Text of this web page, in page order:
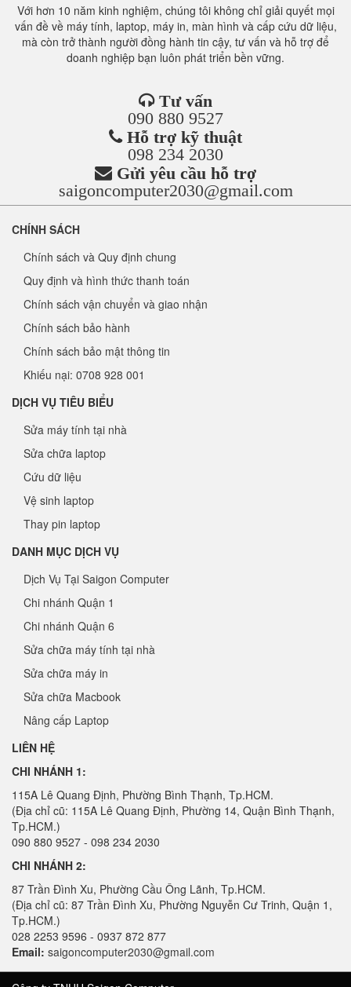
Với hơn 10 năm kinh nghiệm, chúng tôi không chỉ giải quyết mọi
vấn đề về máy tính, laptop, máy in, màn hình và cấp cứu dữ liệu,
mà còn trở thành người đồng hành tin cậy, tư vấn và hỗ trợ để
doanh nghiệp bạn luôn phát triển bền vững.
Tư vấn
090 880 9527
Hỗ trợ kỹ thuật
098 234 2030
Gửi yêu cầu hỗ trợ
saigoncomputer2030@gmail.com
CHÍNH SÁCH
Chính sách và Quy định chung
Quy định và hình thức thanh toán
Chính sách vận chuyển và giao nhận
Chính sách bảo hành
Chính sách bảo mật thông tin
Khiếu nại: 0708 928 001
DỊCH VỤ TIÊU BIỂU
Sửa máy tính tại nhà
Sửa chữa laptop
Cứu dữ liệu
Vệ sinh laptop
Thay pin laptop
DANH MỤC DỊCH VỤ
Dịch Vụ Tại Saigon Computer
Chi nhánh Quận 1
Chi nhánh Quận 6
Sửa chữa máy tính tại nhà
Sửa chữa máy in
Sửa chữa Macbook
Nâng cấp Laptop
LIÊN HỆ
CHI NHÁNH 1:
115A Lê Quang Định, Phường Bình Thạnh, Tp.HCM.
(Địa chỉ cũ: 115A Lê Quang Định, Phường 14, Quận Bình Thạnh,
Tp.HCM.)
090 880 9527 - 098 234 2030
CHI NHÁNH 2:
87 Trần Đình Xu, Phường Cầu Ông Lãnh, Tp.HCM.
(Địa chỉ cũ: 87 Trần Đình Xu, Phường Nguyễn Cư Trinh, Quận 1,
Tp.HCM.)
028 2253 9596 - 0937 872 877
Email: saigoncomputer2030@gmail.com